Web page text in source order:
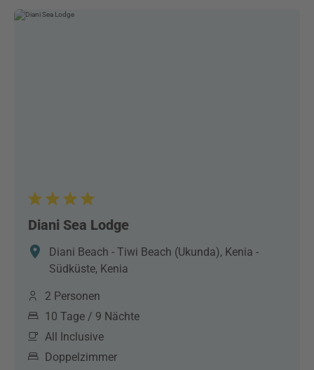
Diani Sea Lodge
Diani Beach - Tiwi Beach (Ukunda), Kenia -
Südküste, Kenia
2 Personen
10 Tage / 9 Nächte
All Inclusive
Doppelzimmer